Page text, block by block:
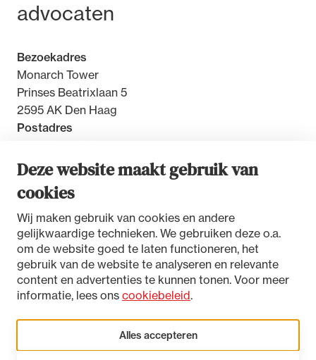
Deze website maakt gebruik van
cookies
Wij maken gebruik van cookies en andere
gelijkwaardige technieken. We gebruiken deze o.a.
om de website goed te laten functioneren, het
gebruik van de website te analyseren en relevante
content en advertenties te kunnen tonen. Voor meer
informatie, lees ons cookiebeleid.
Alles accepteren
advocaten
Bezoekadres
Monarch Tower
Prinses Beatrixlaan 5
2595 AK Den Haag
Postadres
2500 GW Den Haag
Toegankelijkheidsverklaring
Disclaimer